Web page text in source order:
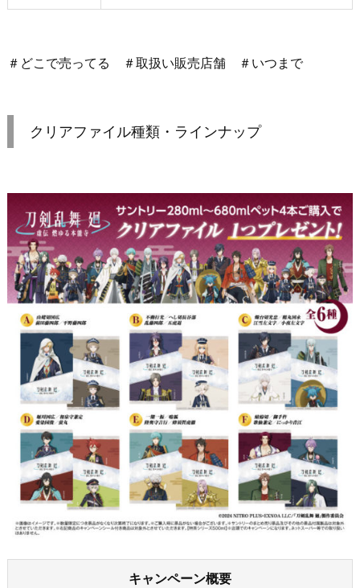
＃どこで売ってる ＃取扱い販売店舗 ＃いつまで
クリアファイル種類・ラインナップ
キャンペーン概要